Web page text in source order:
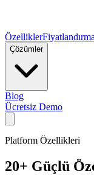
ÖzelliklerFiyatlandırma
Çözümler
Blog
Ücretsiz Demo
Platform Özellikleri
20+ Güçlü